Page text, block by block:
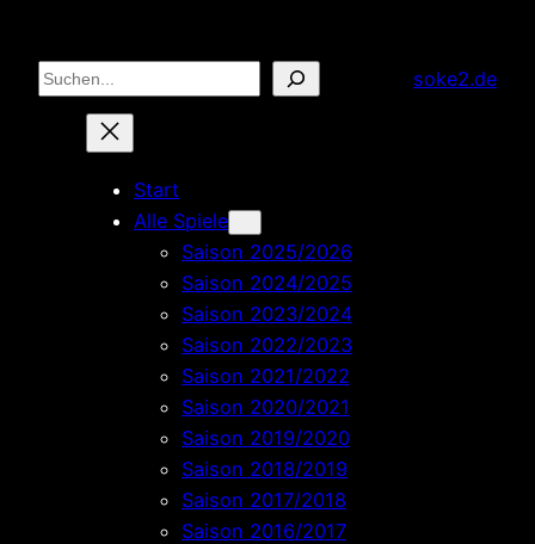
Inhalt
springen
Suchen soke2.de
Start
Alle Spiele
Saison 2025/2026
Saison 2024/2025
Saison 2023/2024
Saison 2022/2023
Saison 2021/2022
Saison 2020/2021
Saison 2019/2020
Saison 2018/2019
Saison 2017/2018
Saison 2016/2017